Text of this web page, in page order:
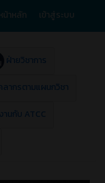
น้าหลัก เข้าสู่ระบบ
ฝ่ายวิชาการ
ากรตามแผนกวิชา
านกับ ATCC